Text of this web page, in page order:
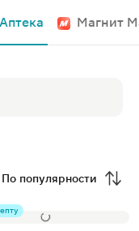
Аптека Магнит
По популярности